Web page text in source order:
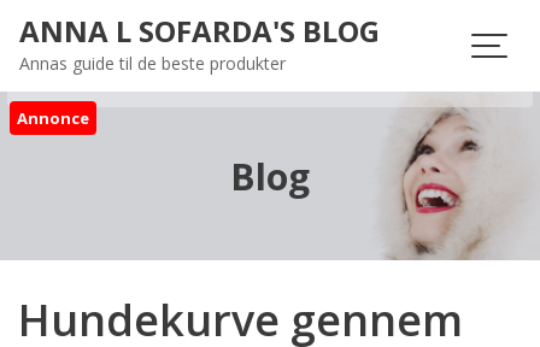
content
ANNA L SOFARDA'S BLOG
Annas guide til de beste produkter
Annonce
Blog
Hundekurve gennem